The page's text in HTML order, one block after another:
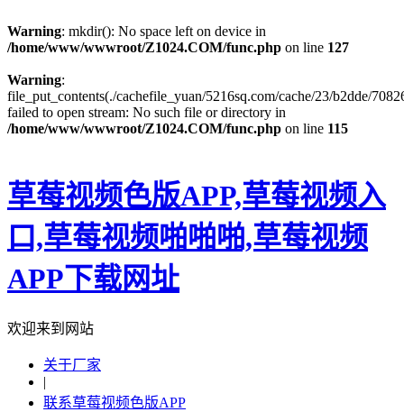
Warning: mkdir(): No space left on device in
/home/www/wwwroot/Z1024.COM/func.php on line 127
Warning:
file_put_contents(./cachefile_yuan/5216sq.com/cache/23/b2dde/
failed to open stream: No such file or directory in
/home/www/wwwroot/Z1024.COM/func.php on line 115
草莓视频色版APP,草莓视频入
口,草莓视频啪啪啪,草莓视频
APP下载网址
欢迎来到网站
关于厂家
|
联系草莓视频色版APP